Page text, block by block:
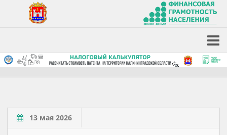
13 мая 2026